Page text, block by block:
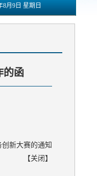
8月9日 星期日
的函
新大赛的通知
【关闭 】